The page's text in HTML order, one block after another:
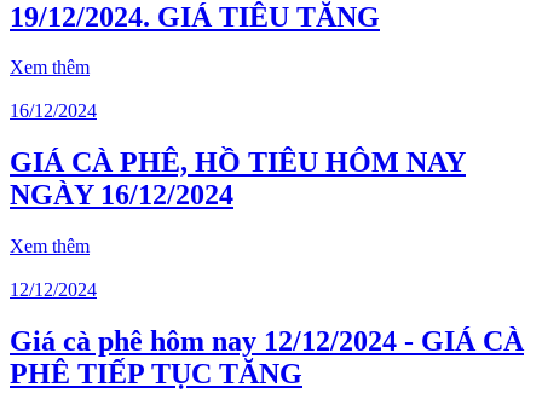
19/12/2024. GIÁ TIÊU TĂNG
Xem thêm
16/12/2024
GIÁ CÀ PHÊ, HỒ TIÊU HÔM NAY
NGÀY 16/12/2024
Xem thêm
12/12/2024
Giá cà phê hôm nay 12/12/2024 - GIÁ CÀ
PHÊ TIẾP TỤC TĂNG